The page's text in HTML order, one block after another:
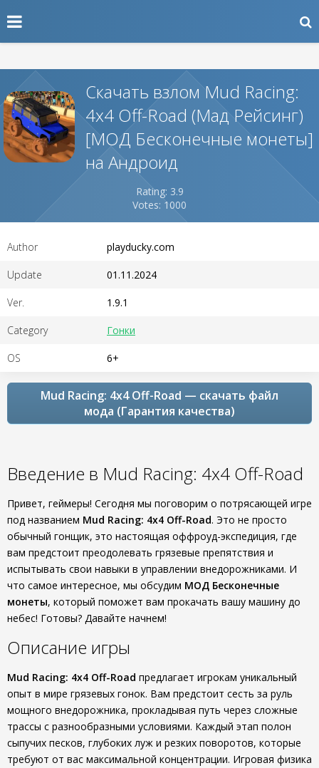
Скачать взлом Mud Racing:
4х4 Off-Road (Мад Рейсинг)
[МОД Бесконечные монеты]
на Андроид
Rating: 3.9
Votes: 1000
Author playducky.com
Update 01.11.2024
Ver. 1.9.1
Category Гонки
OS 6+
Mud Racing: 4х4 Off-Road — скачать файл
мода (Гарантия качества)
Введение в Mud Racing: 4х4 Off-Road
Привет, геймеры! Сегодня мы поговорим о потрясающей игре
под названием Mud Racing: 4х4 Off-Road. Это не просто
обычный гонщик, это настоящая оффроуд-экспедиция, где
вам предстоит преодолевать грязевые препятствия и
испытывать свои навыки в управлении внедорожниками. И
что самое интересное, мы обсудим МОД Бесконечные
монеты, который поможет вам прокачать вашу машину до
небес! Готовы? Давайте начнем!
Описание игры
Mud Racing: 4х4 Off-Road предлагает игрокам уникальный
опыт в мире грязевых гонок. Вам предстоит сесть за руль
мощного внедорожника, прокладывая путь через сложные
трассы с разнообразными условиями. Каждый этап полон
сыпучих песков, глубоких луж и резких поворотов, которые
требуют от вас максимальной концентрации. Игровая физика